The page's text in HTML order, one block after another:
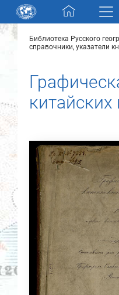
Skip navigation
Разделы и коллекции
Электронный каталог
Новости
О нас
Контакты
Партнеры
Библиотека Русского
справочники, указатели